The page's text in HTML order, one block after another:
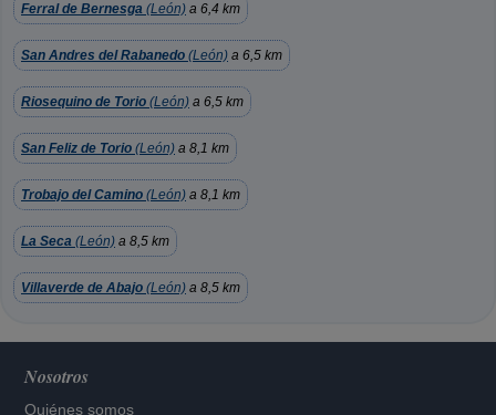
Ferral de Bernesga (León) a 6,4 km
San Andres del Rabanedo (León) a 6,5 km
Riosequino de Torio (León) a 6,5 km
San Feliz de Torio (León) a 8,1 km
Trobajo del Camino (León) a 8,1 km
La Seca (León) a 8,5 km
Villaverde de Abajo (León) a 8,5 km
Nosotros
Quiénes somos